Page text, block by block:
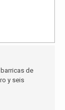
de
y seis